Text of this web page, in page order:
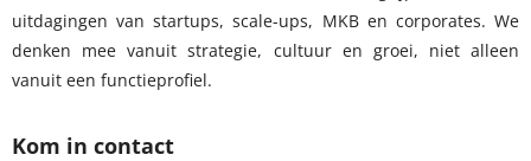
Kom in contact
uitdagingen van startups, scale-ups, MKB en corporates. We
denken mee vanuit strategie, cultuur en groei, niet alleen
vanuit een functieprofiel.